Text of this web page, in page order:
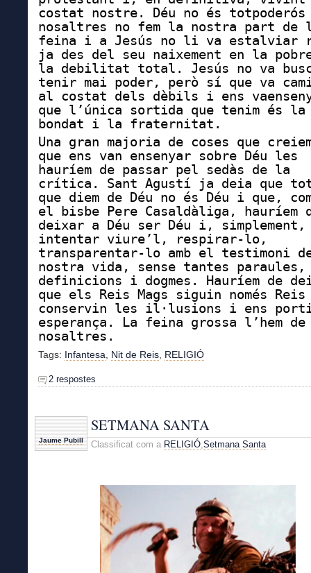
costat nostre. Déu no és
nosaltres no fem la nostra part de
feina i a Jesús no li va estalviar
ja des del seu naixement en la
la debilitat total. Jesús no va
tenir mai poder, però sí que va
al costat dels dèbils i ens va
que l’única sortida que tenim és la
bondat i la fraternitat.
Una gran majoria de coses que
que ens van ensenyar sobre Déu les
hauríem de passar pel sedàs de la
crítica. Sant Agustí ja deia que
que diem de Déu no és Déu i que,
el bisbe Pere Casaldàliga, hauríem
deixar a Déu ser Déu i, simplement,
intentar viure’l, respirar-lo,
transparentar-lo amb el testimoni
nostra vida, sense tantes paraules,
definicions i dogmes. Hauríem de
que els Reis Mags siguin només
conservin les il·lusions i ens
esperança. La feina grossa l’hem
nosaltres.
Tags: Infantesa Nit de Reis RELIGIÓ
2 respostes
Jaume Pubill
SETMANA SANTA
Classificat com a RELIGIÓ Setmana Santa